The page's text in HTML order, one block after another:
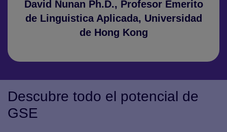
David Nunan Ph.D., Profesor Emerito
de Linguistica Aplicada, Universidad
de Hong Kong
Descubre todo el potencial de
GSE